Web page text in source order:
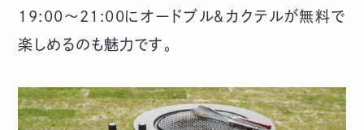
19:00～21:00にオードブル＆カクテルが無料で
楽しめるのも魅力です。